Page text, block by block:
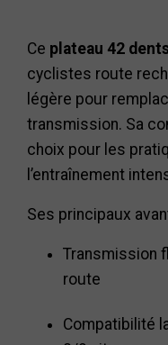
Ce plateau 42
cyclistes route
légère pour
transmission. Sa
choix pour les
l’entraînement
Ses principaux
Transmission
route
Compatibilité